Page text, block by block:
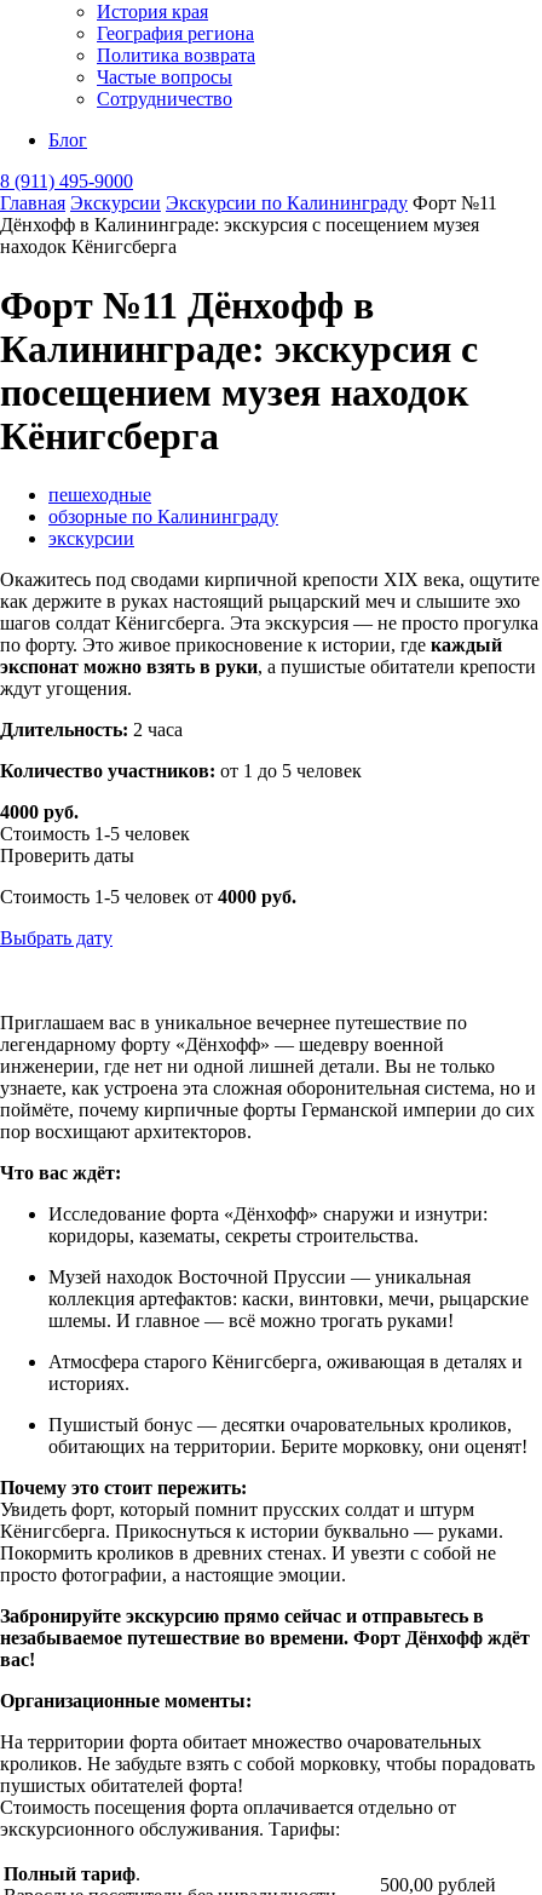
История края
География региона
Политика возврата
Частые вопросы
Сотрудничество
Блог
8 (911) 495-9000
Главная Экскурсии Экскурсии по Калининграду Форт №11
Дёнхофф в Калининграде: экскурсия с посещением музея
находок Кёнигсберга
Форт №11 Дёнхофф в
Калининграде: экскурсия с
посещением музея находок
Кёнигсберга
пешеходные
обзорные по Калининграду
экскурсии
Окажитесь под сводами кирпичной крепости XIX века, ощутите
как держите в руках настоящий рыцарский меч и слышите эхо
шагов солдат Кёнигсберга. Эта экскурсия — не просто прогулка
по форту. Это живое прикосновение к истории, где каждый
экспонат можно взять в руки, а пушистые обитатели крепости
ждут угощения.
Длительность: 2 часа
Количество участников: от 1 до 5 человек
4000 руб.
Стоимость 1-5 человек
Проверить даты
Стоимость 1-5 человек от 4000 руб.
Выбрать дату
Приглашаем вас в уникальное вечернее путешествие по
легендарному форту «Дёнхофф» — шедевру военной
инженерии, где нет ни одной лишней детали. Вы не только
узнаете, как устроена эта сложная оборонительная система, но и
поймёте, почему кирпичные форты Германской империи до сих
пор восхищают архитекторов.
Что вас ждёт:
Исследование форта «Дёнхофф» снаружи и изнутри:
коридоры, казематы, секреты строительства.
Музей находок Восточной Пруссии — уникальная
коллекция артефактов: каски, винтовки, мечи, рыцарские
шлемы. И главное — всё можно трогать руками!
Атмосфера старого Кёнигсберга, оживающая в деталях и
историях.
Пушистый бонус — десятки очаровательных кроликов,
обитающих на территории. Берите морковку, они оценят!
Почему это стоит пережить:
Увидеть форт, который помнит прусских солдат и штурм
Кёнигсберга. Прикоснуться к истории буквально — руками.
Покормить кроликов в древних стенах. И увезти с собой не
просто фотографии, а настоящие эмоции.
Забронируйте экскурсию прямо сейчас и отправьтесь в
незабываемое путешествие во времени. Форт Дёнхофф ждёт
вас!
Организационные моменты:
На территории форта обитает множество очаровательных
кроликов. Не забудьте взять с собой морковку, чтобы порадовать
пушистых обитателей форта!
Стоимость посещения форта оплачивается отдельно от
экскурсионного обслуживания. Тарифы:
Полный тариф.
500,00 рублей